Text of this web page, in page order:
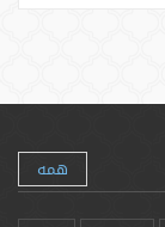
همه